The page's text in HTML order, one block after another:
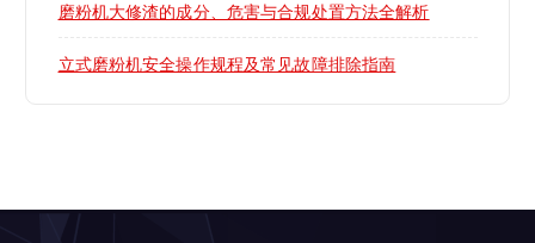
磨粉机大修渣的成分、危害与合规处置方法全解析
立式磨粉机安全操作规程及常见故障排除指南